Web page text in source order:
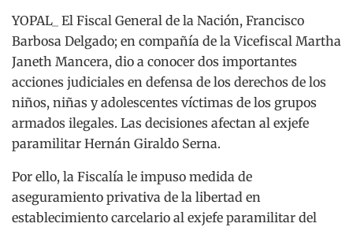
YOPAL_ El Fiscal General de la Nación, Francisco
Barbosa Delgado; en compañía de la Vicefiscal Martha
Janeth Mancera, dio a conocer dos importantes
acciones judiciales en defensa de los derechos de los
niños, niñas y adolescentes víctimas de los grupos
armados ilegales. Las decisiones afectan al exjefe
paramilitar Hernán Giraldo Serna.
Por ello, la Fiscalía le impuso medida de
aseguramiento privativa de la libertad en
establecimiento carcelario al exjefe paramilitar del